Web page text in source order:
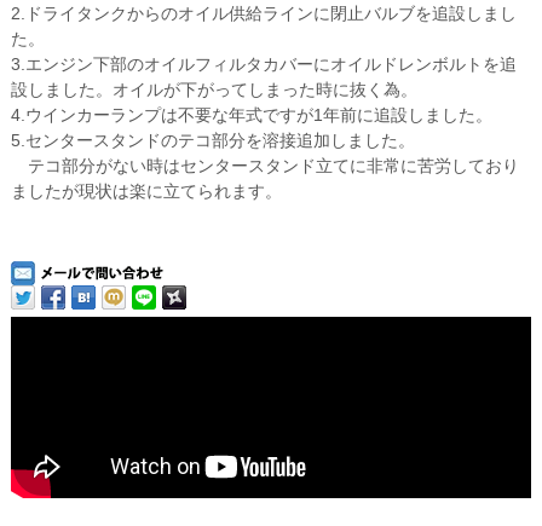
2.ドライタンクからのオイル供給ラインに閉止バルブを追設しまし
た。
3.エンジン下部のオイルフィルタカバーにオイルドレンボルトを追
設しました。オイルが下がってしまった時に抜く為。
4.ウインカーランプは不要な年式ですが1年前に追設しました。
5.センタースタンドのテコ部分を溶接追加しました。
テコ部分がない時はセンタースタンド立てに非常に苦労しており
ましたが現状は楽に立てられます。